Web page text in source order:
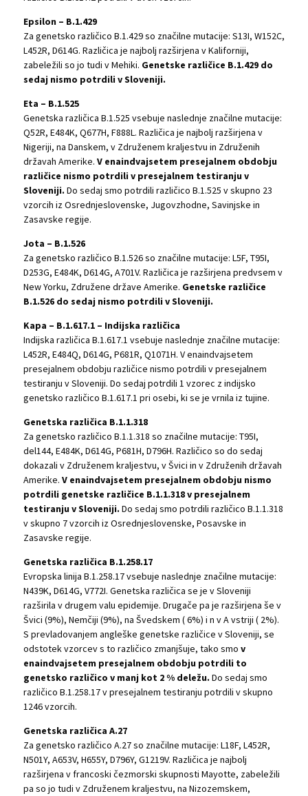
Epsilon – B.1.429
Za genetsko različico B.1.429 so značilne mutacije: S13I, W152C,
L452R, D614G. Različica je najbolj razširjena v Kaliforniji,
zabeležili so jo tudi v Mehiki. Genetske različice B.1.429 do
sedaj nismo potrdili v Sloveniji.
Eta – B.1.525
Genetska različica B.1.525 vsebuje naslednje značilne mutacije:
Q52R, E484K, Q677H, F888L. Različica je najbolj razširjena v
Nigeriji, na Danskem, v Združenem kraljestvu in Združenih
državah Amerike. V enaindvajsetem presejalnem obdobju
različice nismo potrdili v presejalnem testiranju v
Sloveniji. Do sedaj smo potrdili različico B.1.525 v skupno 23
vzorcih iz Osrednjeslovenske, Jugovzhodne, Savinjske in
Zasavske regije.
Jota – B.1.526
Za genetsko različico B.1.526 so značilne mutacije: L5F, T95I,
D253G, E484K, D614G, A701V. Različica je razširjena predvsem v
New Yorku, Združene države Amerike. Genetske različice
B.1.526 do sedaj nismo potrdili v Sloveniji.
Kapa – B.1.617.1 – Indijska različica
Indijska različica B.1.617.1 vsebuje naslednje značilne mutacije:
L452R, E484Q, D614G, P681R, Q1071H. V enaindvajsetem
presejalnem obdobju različice nismo potrdili v presejalnem
testiranju v Sloveniji. Do sedaj potrdili 1 vzorec z indijsko
genetsko različico B.1.617.1 pri osebi, ki se je vrnila iz tujine.
Genetska različica B.1.1.318
Za genetsko različico B.1.1.318 so značilne mutacije: T95I,
del144, E484K, D614G, P681H, D796H. Različico so do sedaj
dokazali v Združenem kraljestvu, v Švici in v Združenih državah
Amerike. V enaindvajsetem presejalnem obdobju nismo
potrdili genetske različice B.1.1.318 v presejalnem
testiranju v Sloveniji. Do sedaj smo potrdili različico B.1.1.318
v skupno 7 vzorcih iz Osrednjeslovenske, Posavske in
Zasavske regije.
Genetska različica B.1.258.17
Evropska linija B.1.258.17 vsebuje naslednje značilne mutacije:
N439K, D614G, V772I. Genetska različica se je v Sloveniji
razširila v drugem valu epidemije. Drugače pa je razširjena še v
Švici (9%), Nemčiji (9%), na Švedskem ( 6%) i n v A vstriji ( 2%).
S prevladovanjem angleške genetske različice v Sloveniji, se
odstotek vzorcev s to različico zmanjšuje, tako smo v
enaindvajsetem presejalnem obdobju potrdili to
genetsko različico v manj kot 2 % deležu. Do sedaj smo
različico B.1.258.17 v presejalnem testiranju potrdili v skupno
1246 vzorcih.
Genetska različica A.27
Za genetsko različico A.27 so značilne mutacije: L18F, L452R,
N501Y, A653V, H655Y, D796Y, G1219V. Različica je najbolj
razširjena v francoski čezmorski skupnosti Mayotte, zabeležili
pa so jo tudi v Združenem kraljestvu, na Nizozemskem,